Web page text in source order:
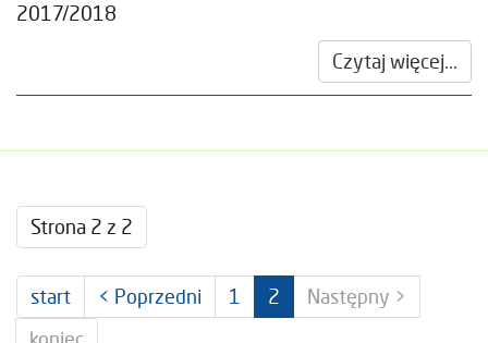
2017/2018
Czytaj więcej...
Strona 2 z 2
start < Poprzedni 1 2
Następny >